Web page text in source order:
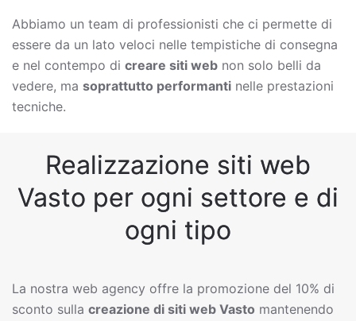
Abbiamo un team di professionisti che ci permette di
essere da un lato veloci nelle tempistiche di consegna
e nel contempo di creare siti web non solo belli da
vedere, ma soprattutto performanti nelle prestazioni
tecniche.
Realizzazione siti web
Vasto per ogni settore e di
ogni tipo
La nostra web agency offre la promozione del 10% di
sconto sulla creazione di siti web Vasto mantenendo